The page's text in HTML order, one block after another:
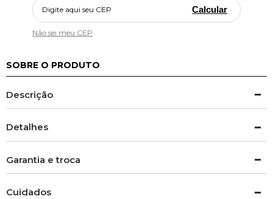
Calcular
Não sei meu CEP
SOBRE O PRODUTO
Descrição
Detalhes
Garantia e troca
Cuidados